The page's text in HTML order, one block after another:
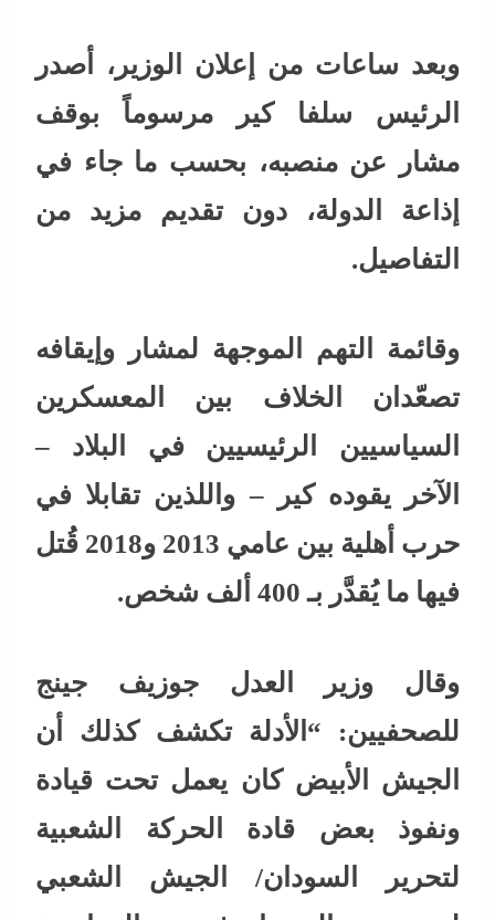
وبعد ساعات من إعلان الوزير، أصدر
الرئيس سلفا كير مرسوماً بوقف
مشار عن منصبه، بحسب ما جاء في
إذاعة الدولة، دون تقديم مزيد من
التفاصيل.
وقائمة التهم الموجهة لمشار وإيقافه
تصعّدان الخلاف بين المعسكرين
السياسيين الرئيسيين في البلاد –
الآخر يقوده كير – واللذين تقابلا في
حرب أهلية بين عامي 2013 و2018 قُتل
فيها ما يُقدَّر بـ 400 ألف شخص.
وقال وزير العدل جوزيف جينج
للصحفيين: “الأدلة تكشف كذلك أن
الجيش الأبيض كان يعمل تحت قيادة
ونفوذ بعض قادة الحركة الشعبية
لتحرير السودان/ الجيش الشعبي